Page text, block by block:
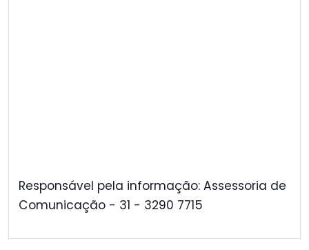
Responsável pela informação: Assessoria de
Comunicação - 31 - 3290 7715